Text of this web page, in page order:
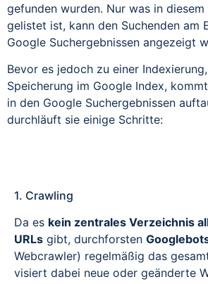
gefunden wurden. Nur was in diesem
gelistet ist, kann den Suchenden am
Google Suchergebnissen angezeigt
Bevor es jedoch zu einer
Speicherung im Google Index,
in den Google Suchergebnissen
durchläuft sie einige Schritte:
1. Crawling
Da es kein zentrales Verzeichnis
URLs gibt, durchforsten
Webcrawler) regelmäßig das
visiert dabei neue oder geänderte